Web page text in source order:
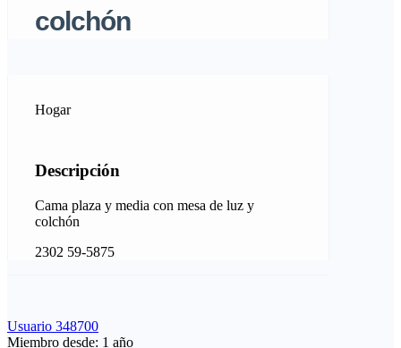
colchón
Hogar
Descripción
Cama plaza y media con mesa de luz y
colchón
2302 59-5875
Usuario 348700
Miembro desde: 1 año